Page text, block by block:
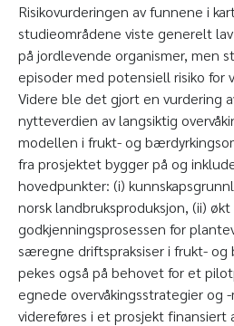
Risikovurderingen av funnene i
studieområdene viste generelt
på jordlevende organismer, men
episoder med potensiell risiko for
Videre ble det gjort en vurdering
nytteverdien av langsiktig
modellen i frukt- og
fra prosjektet bygger på og
hovedpunkter: (i)
norsk landbruksproduksjon, (ii)
godkjenningsprosessen for
særegne driftspraksiser i frukt-
pekes også på behovet for et
egnede overvåkingsstrategier og
videreføres i et prosjekt finansiert